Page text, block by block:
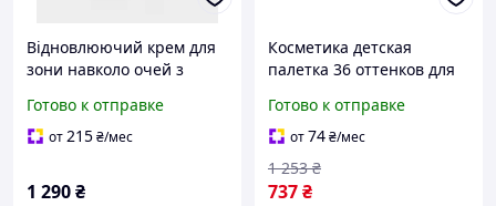
Відновлюючий крем для
зони навколо очей з
TERRAZEN PDRN TOTAL
RENEW EYECREAM, 35 мл
Готово к отправке
от215₴/мес
1 290₴
Косметика детская
палетка 36 оттенков для
IGOODCO MC-9440
Готово к отправке
от74₴/мес
737₴
1 253 ₴